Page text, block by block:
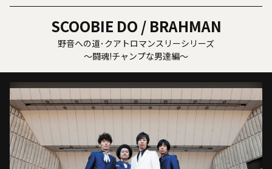
SCOOBIE DO / BRAHMAN
野音への道･クアトロマンスリーシリーズ
〜闘魂!チャンプな男達編〜